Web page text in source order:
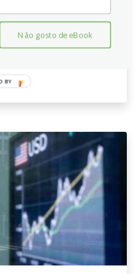
fortalecem o
juros, enquanto o
monetária do Fed e
no futuro.
Não gosto de eBook
BY